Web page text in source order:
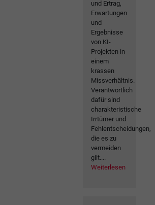
und Ertrag,
Erwartungen
und
Ergebnisse
von KI-
Projekten in
einem
krassen
Missverhältnis.
Verantwortlich
dafür sind
charakteristische
Irrtümer und
Fehlentscheidungen,
die es zu
vermeiden
gilt....
Weiterlesen